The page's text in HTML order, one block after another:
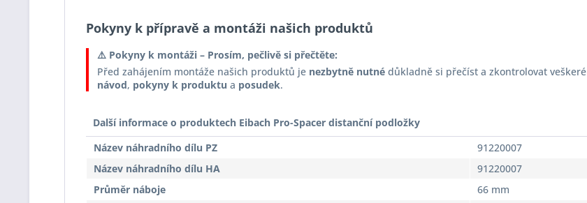
Pokyny k přípravě a montáži našich produktů
⚠️ Pokyny k montáži – Prosím, pečlivě si přečtěte:
Před zahájením montáže našich produktů je nezbytně nutné důkladně si přečíst a zkontrolovat veškeré
návod, pokyny k produktu a posudek.
Další informace o produktech Eibach Pro-Spacer distanční podložky
Název náhradního dílu PZ
91220007
Název náhradního dílu HA
91220007
Průměr náboje
66 mm